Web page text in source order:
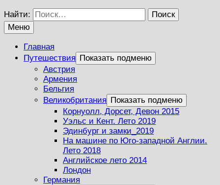
Найти:
Меню
Главная
Путешествия Показать подменю
Австрия
Армения
Бельгия
Великобритания Показать подменю
Корнуолл, Дорсет, Девон 2015
Уэльс и Кент. Лето 2019
Эдинбург и замки_2019
На машине по Юго-западной Англии.
Лето 2018
Английское лето 2014
Лондон
Германия